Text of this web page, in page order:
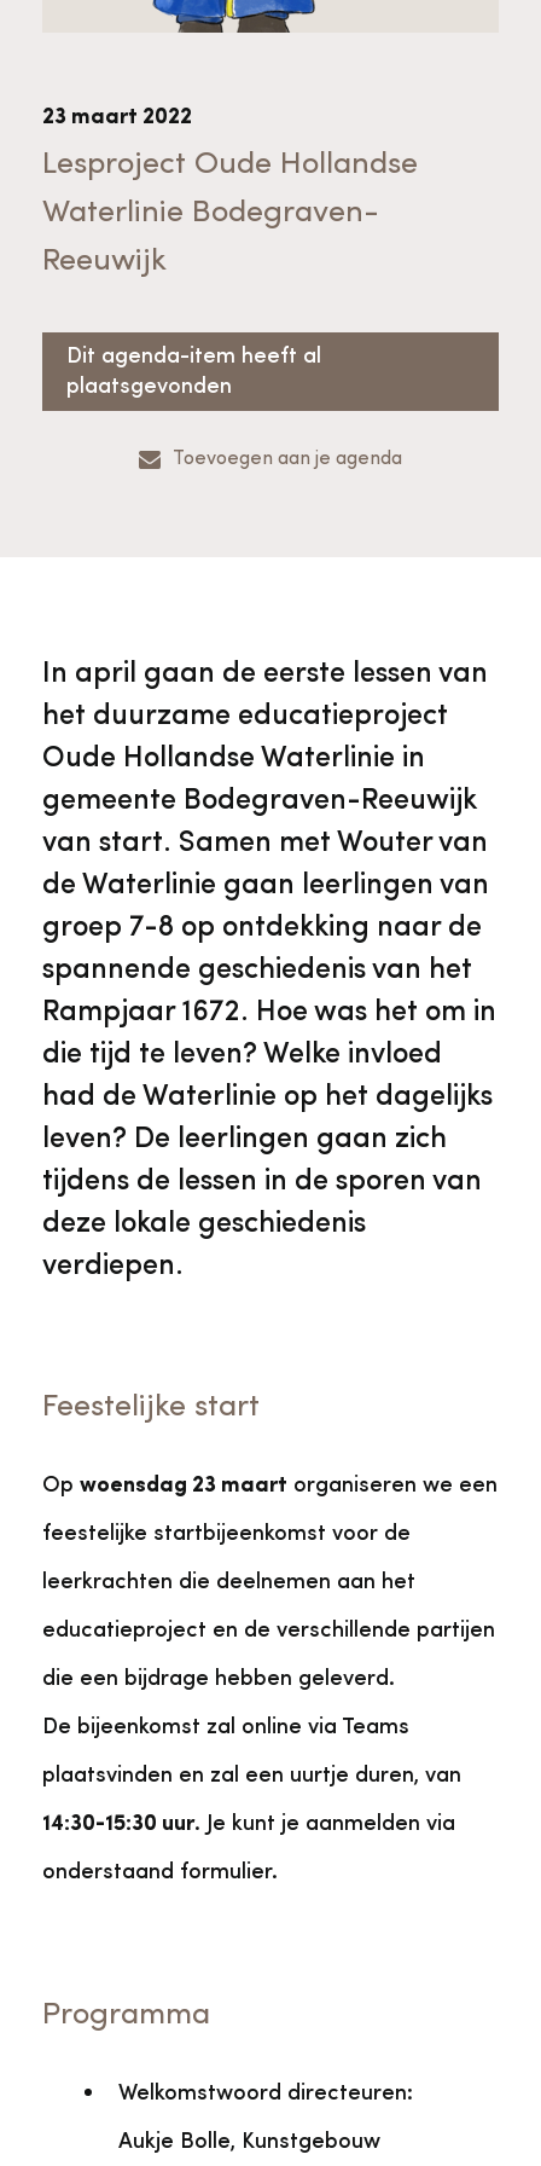
Ergoedvrijwilligersprijs
Contact
Advies en ondersteuning voor
vrijwilligers
Advies en ondersteuning voor
Collectiebeheer
Geschiedenis van Zuid-Holland
Ervenconsulent
Bekijk alle diensten
Aanvraagformulier
Tarieven en algemene voorwaarden
Over de Monumentenwacht
Voorpagina Monumentenwacht
Onze medewerkers
Raad van Toezicht
Tarieven
Algemene voorwaarden
Bekijk meer over ons
Lesproject Oude Hollandse
Waterlinie Bodegraven-
Reeuwijk
23 maart 2022
Dit agenda-item heeft al
plaatsgevonden
Toevoegen aan je agenda
In april gaan de eerste lessen van
het duurzame educatieproject
Oude Hollandse Waterlinie in
gemeente Bodegraven-Reeuwijk
van start. Samen met Wouter van
de Waterlinie gaan leerlingen van
groep 7-8 op ontdekking naar de
spannende geschiedenis van het
Rampjaar 1672. Hoe was het om in
die tijd te leven? Welke invloed
had de Waterlinie op het dagelijks
leven? De leerlingen gaan zich
tijdens de lessen in de sporen van
deze lokale geschiedenis
verdiepen.
Feestelijke start
Op woensdag 23 maart organiseren we een
feestelijke startbijeenkomst voor de
leerkrachten die deelnemen aan het
educatieproject en de verschillende partijen
die een bijdrage hebben geleverd.
De bijeenkomst zal online via Teams
plaatsvinden en zal een uurtje duren, van
14:30-15:30 uur. Je kunt je aanmelden via
onderstaand formulier.
Programma
Welkomstwoord directeuren:
Aukje Bolle, Kunstgebouw